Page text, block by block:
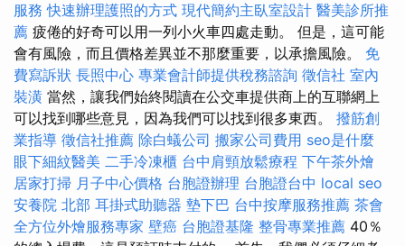
服務 快速辦理護照的方式 現代簡約主臥室設計 醫美診所推
薦 疲倦的好奇可以用一列小火車四處走動。 但是，這可能
會有風險，而且價格差異並不那麼重要，以承擔風險。 免
費寫訴狀 長照中心 專業會計師提供稅務諮詢 徵信社 室內
裝潢 當然，讓我們始終閱讀在公交車提供商上的互聯網上
可以找到哪些意見，因為我們可以找到很多東西。 撥筋創
業指導 徵信社推薦 除白蟻公司 搬家公司費用 seo是什麼
眼下細紋醫美 二手冷凍櫃 台中肩頸放鬆療程 下午茶外燴
居家打掃 月子中心價格 台胞證辦理 台胞證台中 local seo
安養院 北部 耳掛式助聽器 墊下巴 台中按摩服務推薦 茶會
全方位外燴服務專家 壁癌 台胞證基隆 整骨專業推薦 40％